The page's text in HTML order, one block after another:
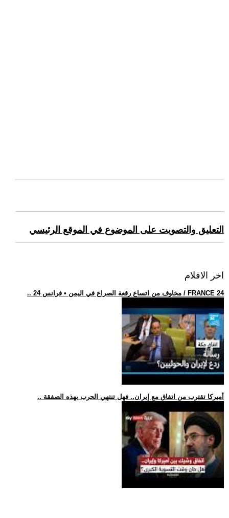
التعليق والتصويت على الموضوع في الموقع الرئيسي
اخر الافلام
.. مخاوف من اتساع رقعة الصراع في اليمن • فرانس 24 / FRANCE 24
.. أميركا تقترب من اتفاق مع إيران.. فهل تنتهي الحرب بهذه الصفقة